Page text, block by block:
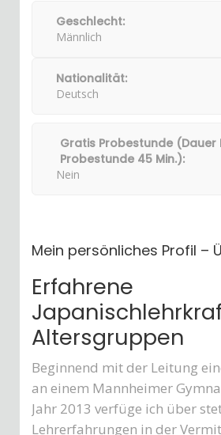
Geschlecht:
Männlich
Nationalität:
Deutsch
Gratis Probestunde (Dauer
Probestunde 45 Min.):
Nein
Mein persönliches Profil –
Erfahrene
Altersgruppen
Beginnend mit der Leitung
an einem Mannheimer
Jahr 2013 verfüge ich über
Lehrerfahrungen in der